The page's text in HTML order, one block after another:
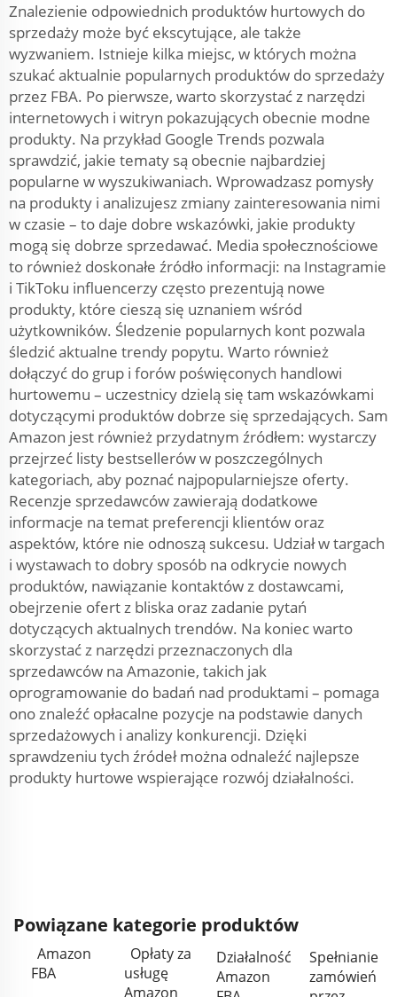
Znalezienie odpowiednich produktów hurtowych do
sprzedaży może być ekscytujące, ale także
wyzwaniem. Istnieje kilka miejsc, w których można
szukać aktualnie popularnych produktów do sprzedaży
przez FBA. Po pierwsze, warto skorzystać z narzędzi
internetowych i witryn pokazujących obecnie modne
produkty. Na przykład Google Trends pozwala
sprawdzić, jakie tematy są obecnie najbardziej
popularne w wyszukiwaniach. Wprowadzasz pomysły
na produkty i analizujesz zmiany zainteresowania nimi
w czasie – to daje dobre wskazówki, jakie produkty
mogą się dobrze sprzedawać. Media społecznościowe
to również doskonałe źródło informacji: na Instagramie
i TikToku influencerzy często prezentują nowe
produkty, które cieszą się uznaniem wśród
użytkowników. Śledzenie popularnych kont pozwala
śledzić aktualne trendy popytu. Warto również
dołączyć do grup i forów poświęconych handlowi
hurtowemu – uczestnicy dzielą się tam wskazówkami
dotyczącymi produktów dobrze się sprzedających. Sam
Amazon jest również przydatnym źródłem: wystarczy
przejrzeć listy bestsellerów w poszczególnych
kategoriach, aby poznać najpopularniejsze oferty.
Recenzje sprzedawców zawierają dodatkowe
informacje na temat preferencji klientów oraz
aspektów, które nie odnoszą sukcesu. Udział w targach
i wystawach to dobry sposób na odkrycie nowych
produktów, nawiązanie kontaktów z dostawcami,
obejrzenie ofert z bliska oraz zadanie pytań
dotyczących aktualnych trendów. Na koniec warto
skorzystać z narzędzi przeznaczonych dla
sprzedawców na Amazonie, takich jak
oprogramowanie do badań nad produktami – pomaga
ono znaleźć opłacalne pozycje na podstawie danych
sprzedażowych i analizy konkurencji. Dzięki
sprawdzeniu tych źródeł można odnaleźć najlepsze
produkty hurtowe wspierające rozwój działalności.
Powiązane kategorie produktów
Amazon
FBA
Opłaty za
usługę
Amazon
Działalność
Amazon
Spełnianie
zamówień